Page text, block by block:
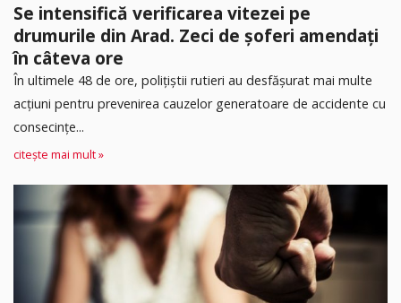
Se intensifică verificarea vitezei pe
drumurile din Arad. Zeci de șoferi amendați
în câteva ore
În ultimele 48 de ore, polițiștii rutieri au desfășurat mai multe
acțiuni pentru prevenirea cauzelor generatoare de accidente cu
consecințe...
citește mai mult »